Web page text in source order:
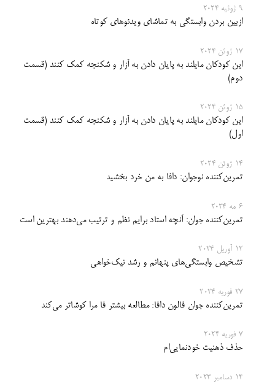
9 ژوئیه 2024
ازبین بردن وابستگی به تماشای ویدئوهای کوتاه
17 ژوئن 2024
این کودکان مایلند به پایان دادن به آزار و شکنجه کمک کنند (قسمت
دوم)
15 ژوئن 2024
این کودکان مایلند به پایان دادن به آزار و شکنجه کمک کنند (قسمت
اول)
14 ژوئن 2024
تمرین‌کننده نوجوان: دافا به من خرد بخشید
6 مه 2024
تمرین‌کننده جوان: آنچه استاد برایم نظم و ترتیب می‌دهند بهترین است
12 آوریل 2024
تشخیص وابستگی‌های پنهانم و رشد نیک‌خواهی
27 فوریه 2024
تمرین‌کننده جوان فالون دافا: مطالعه بیشتر فا مرا کوشاتر می‌کند
7 فوریه 2024
حذف ذهنیت خودنمایی‌ام
14 دسامبر 2023